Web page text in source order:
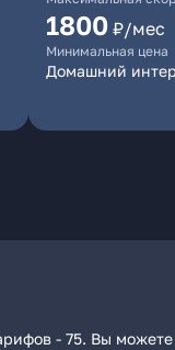
1800 ₽/мес
Минимальная цена
Домашний
- 75. Вы